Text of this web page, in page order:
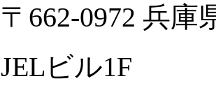
〒662-0972 兵庫
JELビル1F